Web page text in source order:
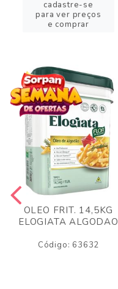
cadastre-se
para ver preços
e comprar
OLEO FRIT. 14,5KG
ELOGIATA ALGODAO
Código: 63632